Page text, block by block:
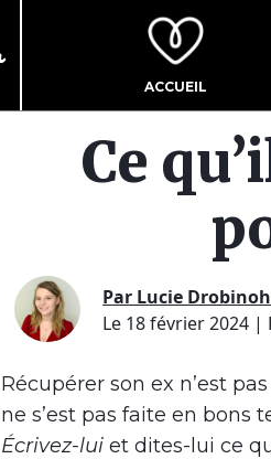
ACCUEIL
Ce
Par Lucie
Le 18 février 2024 |
Récupérer son ex n’est
ne s’est pas faite en bons
Écrivez-lui et dites-lui ce